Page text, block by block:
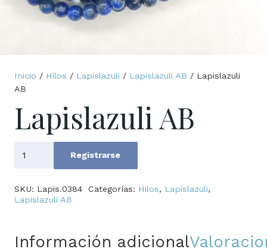
Inicio / Hilos / Lapislazuli / Lapislazuli AB / Lapislazuli
AB
Lapislazuli AB
Registrarse
SKU: Lapis.0384 Categorías: Hilos, Lapislazuli,
Lapislazuli AB
Información adicional